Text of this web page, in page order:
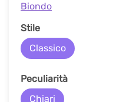
Biondo
Stile
Classico
Peculiarità
Chiari